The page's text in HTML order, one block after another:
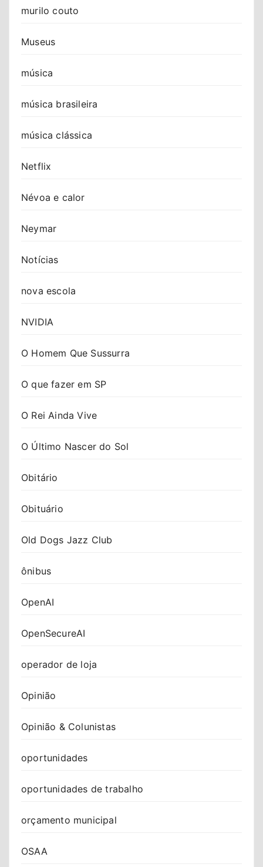
murilo couto
Museus
música
música brasileira
música clássica
Netflix
Névoa e calor
Neymar
Notícias
nova escola
NVIDIA
O Homem Que Sussurra
O que fazer em SP
O Rei Ainda Vive
O Último Nascer do Sol
Obitário
Obituário
Old Dogs Jazz Club
ônibus
OpenAI
OpenSecureAI
operador de loja
Opinião
Opinião & Colunistas
oportunidades
oportunidades de trabalho
orçamento municipal
OSAA